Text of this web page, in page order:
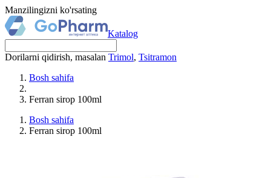
Manzilingizni ko'rsating
Katalog
Dorilarni qidirish, masalan Trimol, Tsitramon
Bosh sahifa
Ferran sirop 100ml
Bosh sahifa
Ferran sirop 100ml